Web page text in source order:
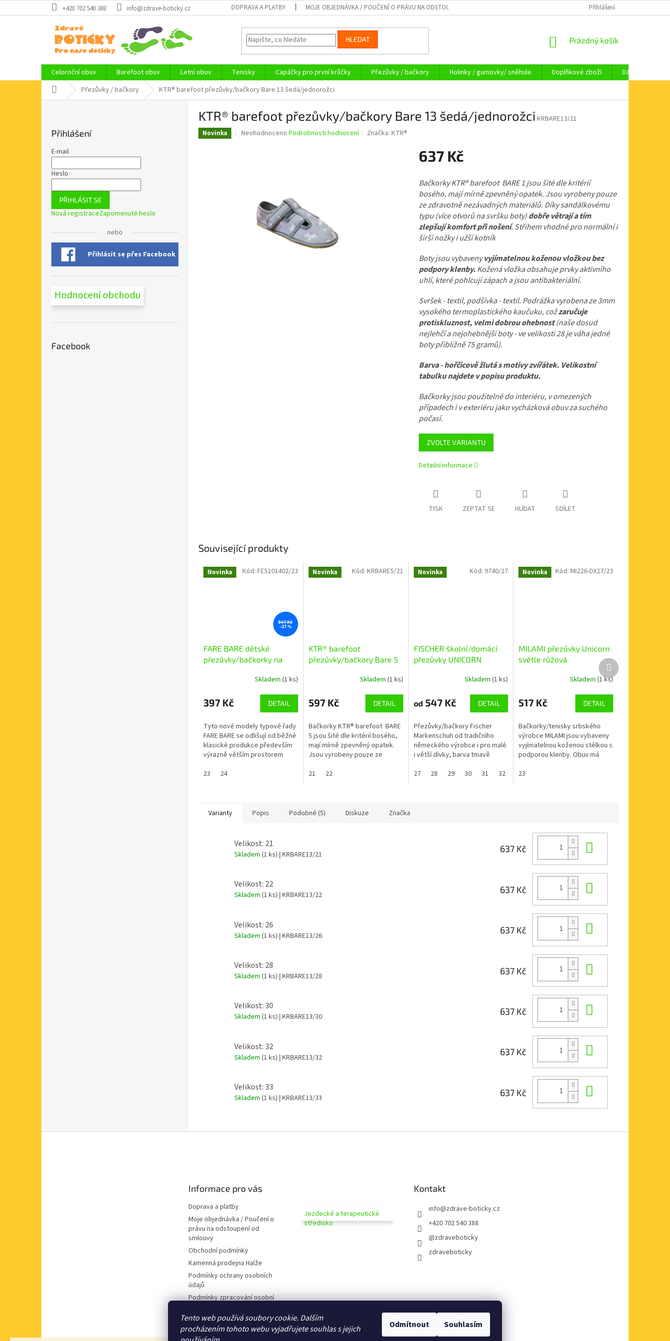
Tento web používá soubory cookie. Dalším
procházením tohoto webu vyjadřujete souhlas s jejich
Odmítnout Souhlasím
na
+420 702 540 388 info@zdrave-boticky.cz DOPRAVA A PLATBY MOJE OBJEDNÁVKA / POUČENÍ O PRÁVU NA ODSTOUPENÍ OD SMLOUVY KAMENNÁ PRODEJNA
Přihlášení
HLEDAT
NÁKUPNÍ
Prázdný košík
Celoroční obuv Barefoot obuv Letní obuv Tenisky Capáčky pro první krůčky Přezůvky / bačkory Holinky / gumovky/ sněhule Doplňkové zboží
Dárkové
Domů Přezůvky / bačkory KTR® barefoot přezůvky/bačkory Bare 13 šedá/jednorožci
Přihlášení
E-mail
Heslo
PŘIHLÁSIT SE
Nová registraceZapomenuté heslo
nebo
Přihlásit se přes Facebook
Hodnocení obchodu
Facebook
KTR® barefoot přezůvky/bačkory Bare 13 šedá/jednorožci KRBARE13/21
Novinka
Průměrné
hvězdiček.
Neohodnoceno Podrobnosti hodnocení Značka:KTR®
637 Kč
cena:
ZVOLTE VARIANTU
Bačkorky KTR® barefoot BARE 1 jsou šité dle kritérií
bosého, mají mírně zpevněný opatek. Jsou vyrobeny pouze
ze zdravotně nezávadných materiálů. Díky sandálkovému
typu (více otvorů na svršku boty)dobře větrají a tím
zlepšují komfort při nošení. Střihem vhodné pro normální i
širší nožky i užší kotník
Boty jsou vybavenyvyjímatelnou koženou vložkou bez
podpory klenby.Kožená vložka obsahuje prvky aktivního
uhlí, které pohlcují zápach a jsou antibakteriální.
Svršek - textil, podšívka - textil. Podrážka vyrobena ze 3mm
vysokého termoplastického kaučuku, cožzaručuje
protiskluznost, velmi dobrou ohebnost(naše dosud
nejlehčí a nejohebnější boty - ve velikosti 28 je váha jedné
boty přibližně 75 gramů).
Barva - hořčicově žlutá s motivy zvířátek. Velikostní
tabulku najdete v popisu produktu.
Bačkorky jsou použitelné do interiéru, v omezených
případech i v exteriéru jako vycházková obuv za suchého
počasí.
Detailní informace
TISK ZEPTAT SE HLÍDAT SDÍLET
Související produkty
Novinka
547 Kč
–27 %
FARE BARE dětské
přezůvky/bačkorky na
Skladem (1 ks)
397 Kč DETAIL
Tyto nové modely typové řady
FARE BARE se odlišují od běžné
klasické produkce především
výrazně větším prostorem
neomezovat vývoj nohy...
23 24
Kód: FE5101402/23 Novinka
KTR® barefoot
přezůvky/bačkory Bare 5
Skladem (1 ks)
597 Kč DETAIL
Bačkorky KTR® barefoot BARE
5 jsou šité dle kritérií bosého,
mají mírně zpevněný opatek.
Jsou vyrobeny pouze ze
materiálů. Díky sandálkovému
21 22
Kód: KRBARE5/21 Novinka
FISCHER školní/domácí
přezůvky UNICORN
Skladem(1 ks)
od 547 Kč DETAIL
Přezůvky/bačkory Fischer
Markenschuh od tradičního
německého výrobce i pro malé
i větší dívky, barva tmavě
Vhodné pro normální nožky,
27 28 29 30 31 32 33
Kód: 9740/27 Novinka
MILAMI přezůvky Unicorn
světle růžová
Skladem (1 ks)
517 Kč DETAIL
Bačkorky/tenisky srbského
výrobce MILAMI jsou vybaveny
vyjímatelnou koženou stélkou s
podporou klenby. Obuv má
i širším nožičkám s vyšším
23
Kód: MI226-DX27/23
Další
produkt
Varianty Popis Podobné (5) Diskuze Značka
Velikost: 21
Skladem (1 ks) | KRBARE13/21
637 Kč
Velikost: 22
Skladem (1 ks) | KRBARE13/22
637 Kč
Velikost: 26
Skladem (1 ks) | KRBARE13/26
637 Kč
Velikost: 28
Skladem (1 ks) | KRBARE13/28
637 Kč
Velikost: 30
Skladem (1 ks) | KRBARE13/30
637 Kč
Velikost: 32
Skladem (1 ks) | KRBARE13/32
637 Kč
Velikost: 33
Skladem (1 ks) | KRBARE13/33
637 Kč
Informace pro vás
Doprava a platby
Moje objednávka / Poučení o
právu na odstoupení od
smlouvy
Obchodní podmínky
Kamenná prodejna Halže
Podmínky ochrany osobních
údajů
Podmínky zpracování osobní
Souhlas se zobrazováním
nabídek
Jezdecké a terapeutické
středisko
Kontakt
info@zdrave-boticky.cz
+420 702 540 388
@zdraveboticky
zdraveboticky